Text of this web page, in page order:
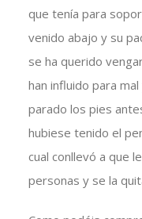
que tenía para
venido abajo y su
se ha querido
han influido para
parado los pies
hubiese tenido el
cual conllevó a que
personas y se la